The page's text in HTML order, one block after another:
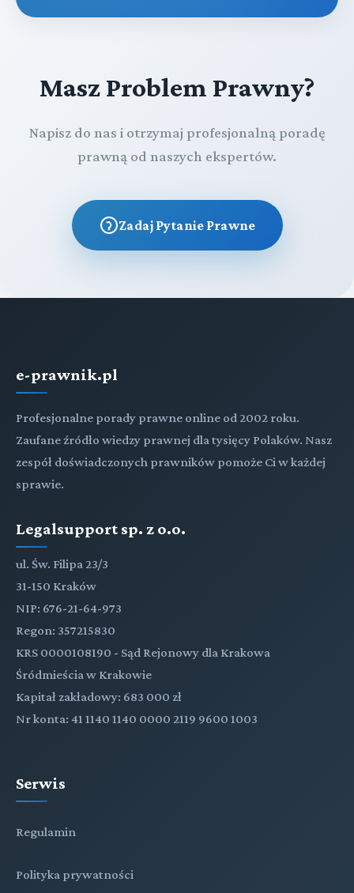
Masz Problem Prawny?
Napisz do nas i otrzymaj profesjonalną poradę
prawną od naszych ekspertów.
Zadaj Pytanie Prawne
e-prawnik.pl
Profesjonalne porady prawne online od 2002 roku.
Zaufane źródło wiedzy prawnej dla tysięcy Polaków. Nasz
zespół doświadczonych prawników pomoże Ci w każdej
sprawie.
Legalsupport sp. z o.o.
ul. Św. Filipa 23/3
31-150 Kraków
NIP: 676-21-64-973
Regon: 357215830
KRS 0000108190 - Sąd Rejonowy dla Krakowa
Śródmieścia w Krakowie
Kapitał zakładowy: 683 000 zł
Nr konta: 41 1140 1140 0000 2119 9600 1003
Serwis
Regulamin
Polityka prywatności